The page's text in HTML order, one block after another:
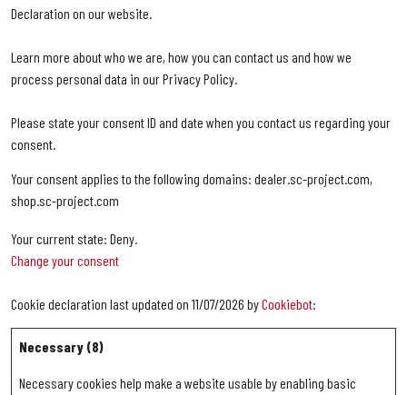
Declaration on our website.
Learn more about who we are, how you can contact us and how we
process personal data in our Privacy Policy.
Please state your consent ID and date when you contact us regarding your
consent.
Your consent applies to the following domains: dealer.sc-project.com,
shop.sc-project.com
Your current state: Deny.
Change your consent
Cookie declaration last updated on 11/07/2026 byCookiebot:
Necessary (8)
Necessary cookies help make a website usable by enabling basic